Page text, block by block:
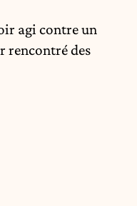
agi contre un
rencontré des